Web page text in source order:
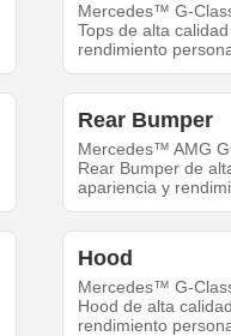
Mercedes™ G-
Tops de alta
rendimiento
Rear Bumper
Mercedes™ AMG
Rear Bumper de
apariencia y
Hood
Mercedes™ G-
Hood de alta
rendimiento